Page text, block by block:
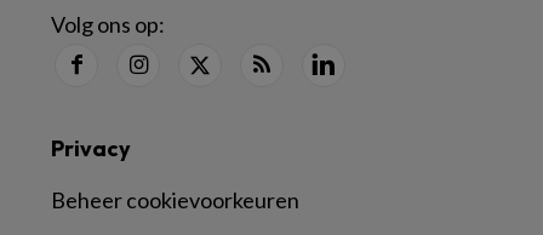
Volg ons op:
Privacy
Beheer cookievoorkeuren